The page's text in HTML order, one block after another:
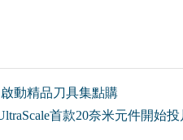
動精品刀具集點購
首款20奈米元件開始投